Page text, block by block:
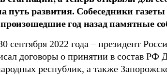
путь развития. Собеседники
год назад памятные
сентября 2022 года – президент
договоры о принятии в состав РФ
республик, а также